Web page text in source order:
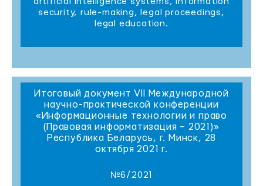
security, rule-making, legal proceedings,
legal education.
Итоговый документ VII Международной
научно-практической конференции
«Информационные технологии и право
(Правовая информатизация – 2021)»
Республика Беларусь, г. Минск, 28
октября 2021 г.
№6/2021